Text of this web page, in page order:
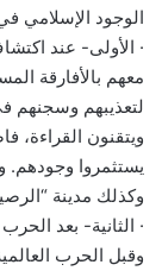
الوجود الإسلامي
· الأولى- عند
معهم بالأفارقة
لتعذيبهم وسجنهم
ويتقنون القراءة،
يستثمروا وجودهم.
وكذلك مدينة
· الثانية- بعد
وقبل الحرب